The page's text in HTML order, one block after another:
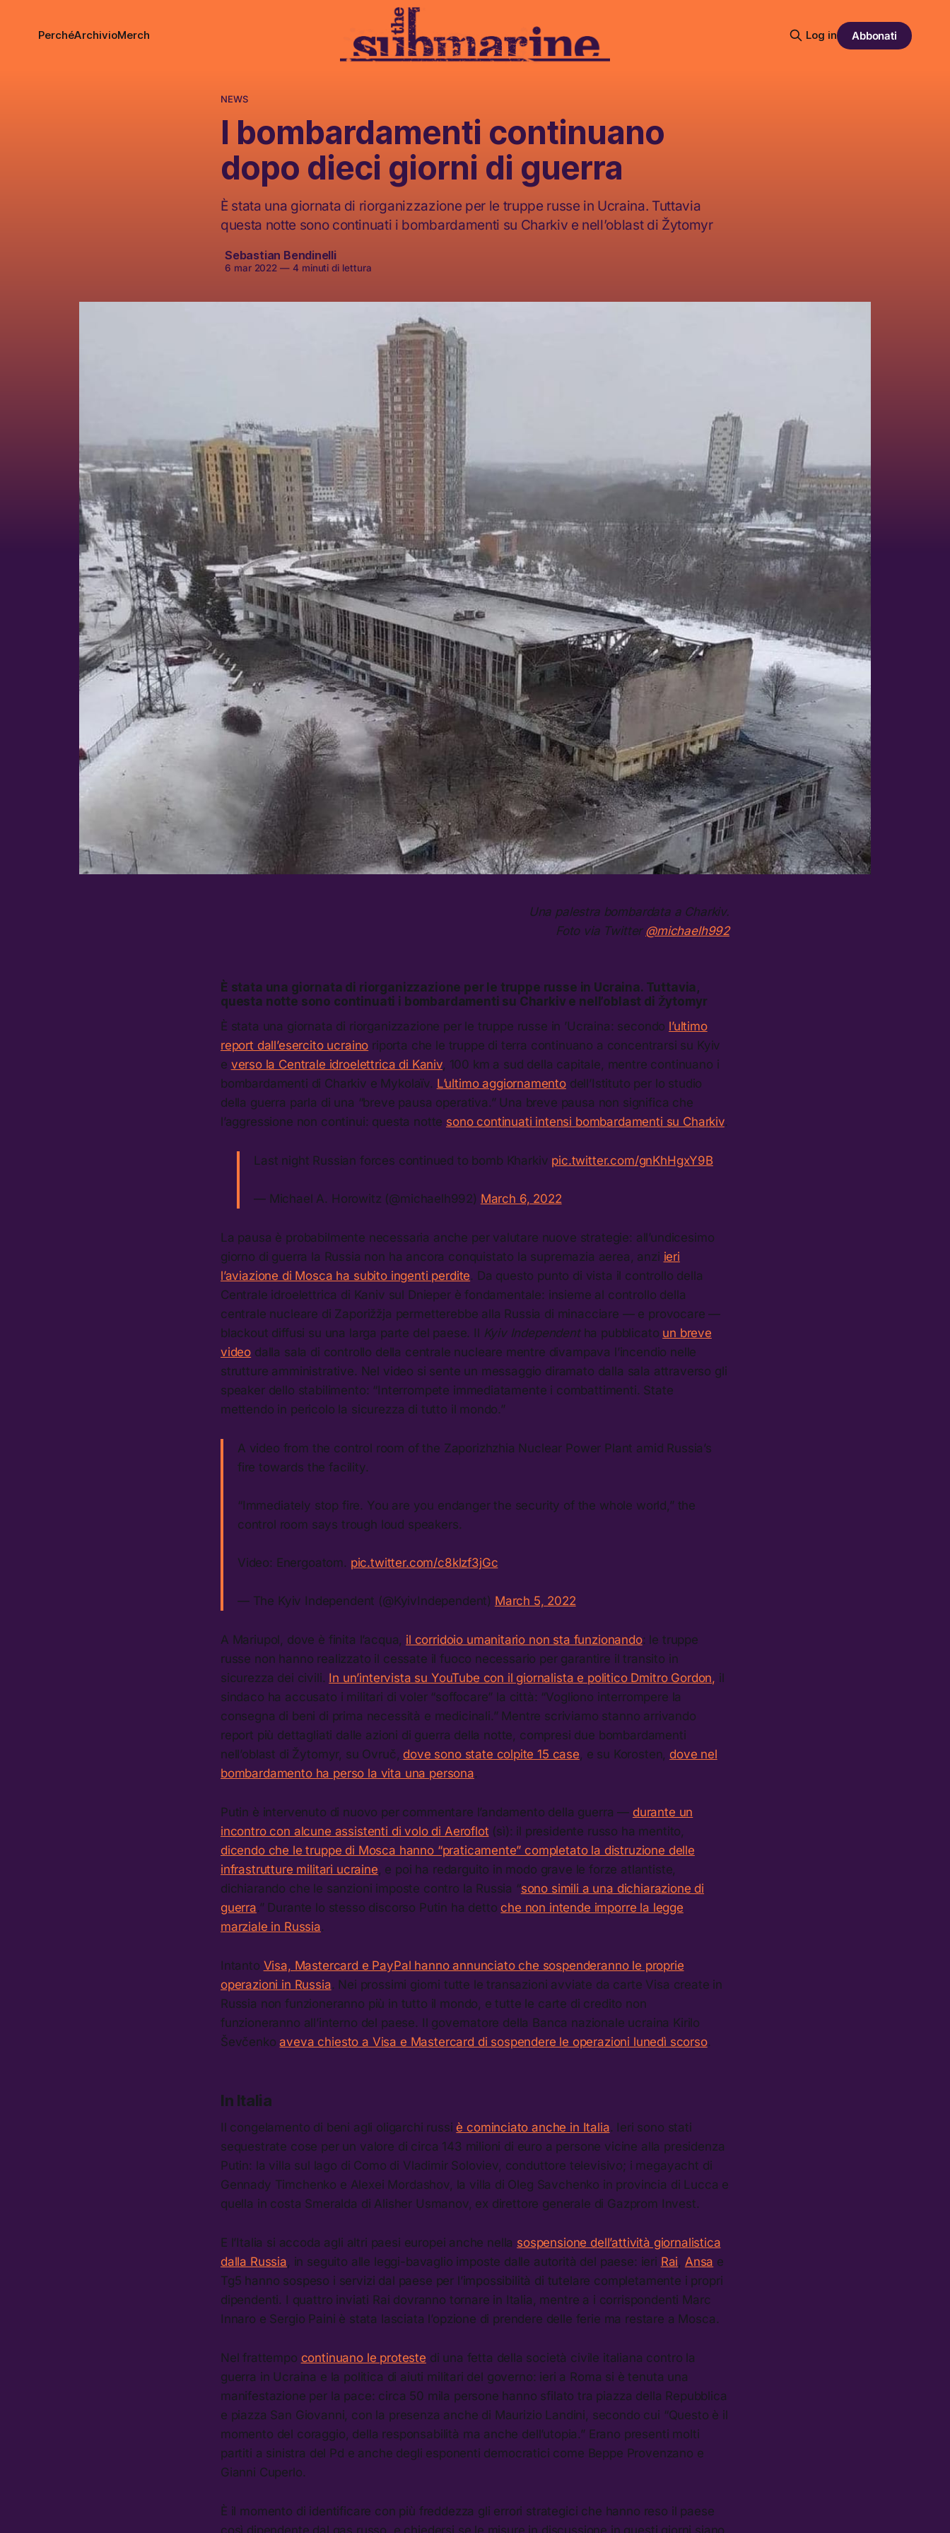
PerchéArchivioMerch Log in Abbonati
NEWS
I bombardamenti continuano
dopo dieci giorni di guerra
È stata una giornata di riorganizzazione per le truppe russe in Ucraina. Tuttavia
questa notte sono continuati i bombardamenti su Charkiv e nell’oblast di Žytomyr
Sebastian Bendinelli
6 mar 2022 — 4 minuti di lettura
Una palestra bombardata a Charkiv.
Foto via Twitter @michaelh992
È stata una giornata di riorganizzazione per le truppe russe in Ucraina. Tuttavia,
questa notte sono continuati i bombardamenti su Charkiv e nell’oblast di Žytomyr
È stata una giornata di riorganizzazione per le truppe russe in ’Ucraina: secondo l’ultimo
report dall’esercito ucraino riporta che le truppe di terra continuano a concentrarsi su Kyiv
e verso la Centrale idroelettrica di Kaniv, 100 km a sud della capitale, mentre continuano i
bombardamenti di Charkiv e Mykolaïv. L’ultimo aggiornamentodell’Istituto per lo studio
della guerra parla di una “breve pausa operativa.” Una breve pausa non significa che
l’aggressione non continui: questa notte sono continuati intensi bombardamenti su Charkiv.
Last night Russian forces continued to bomb Kharkiv pic.twitter.com/gnKhHgxY9B
— Michael A. Horowitz (@michaelh992) March 6, 2022
La pausa è probabilmente necessaria anche per valutare nuove strategie: all’undicesimo
giorno di guerra la Russia non ha ancora conquistato la supremazia aerea, anzi ieri
l’aviazione di Mosca ha subito ingenti perdite. Da questo punto di vista il controllo della
Centrale idroelettrica di Kaniv sul Dnieper è fondamentale: insieme al controllo della
centrale nucleare di Zaporižžja permetterebbe alla Russia di minacciare — e provocare —
blackout diffusi su una larga parte del paese. Il
Kyiv Independentha pubblicato un breve
video dalla sala di controllo della centrale nucleare mentre divampava l’incendio nelle
strutture amministrative. Nel video si sente un messaggio diramato dalla sala attraverso gli
speaker dello stabilimento: “Interrompete immediatamente i combattimenti. State
mettendo in pericolo la sicurezza di tutto il mondo.”
A video from the control room of the Zaporizhzhia Nuclear Power Plant amid Russia’s
fire towards the facility.
“Immediately stop fire. You are you endanger the security of the whole world,” the
control room says trough loud speakers.
Video: Energoatom. pic.twitter.com/c8klzf3jGc
— The Kyiv Independent (@KyivIndependent) March 5, 2022
A Mariupol, dove è finita l’acqua, il corridoio umanitario non sta funzionando: le truppe
russe non hanno realizzato il cessate il fuoco necessario per garantire il transito in
sicurezza dei civili. In un’intervista su YouTube con il giornalista e politico Dmitro Gordon, il
sindaco ha accusato i militari di voler “soffocare” la città: “Vogliono interrompere la
consegna di beni di prima necessità e medicinali.” Mentre scriviamo stanno arrivando
report più dettagliati dalle azioni di guerra della notte, compresi due bombardamenti
nell’oblast di Žytomyr, su Ovruč, dove sono state colpite 15 case, e su Korosten, dove nel
bombardamento ha perso la vita una persona.
Putin è intervenuto di nuovo per commentare l’andamento della guerra — durante un
incontro con alcune assistenti di volo di Aeroflot (sì): il presidente russo ha mentito,
dicendo che le truppe di Mosca hanno “praticamente” completato la distruzione delle
infrastrutture militari ucraine, e poi ha redarguito in modo grave le forze atlantiste,
dichiarando che le sanzioni imposte contro la Russia “sono simili a una dichiarazione di
guerra.” Durante lo stesso discorso Putin ha detto che non intende imporre la legge
marziale in Russia.
Intanto Visa, Mastercard e PayPal hanno annunciato che sospenderanno le proprie
operazioni in Russia. Nei prossimi giorni tutte le transazioni avviate da carte Visa create in
Russia non funzioneranno più in tutto il mondo, e tutte le carte di credito non
funzioneranno all’interno del paese. Il governatore della Banca nazionale ucraina Kirilo
Ševčenkoaveva chiesto a Visa e Mastercard di sospendere le operazioni lunedì scorso.
In Italia
Il congelamento di beni agli oligarchi russi è cominciato anche in Italia. Ieri sono stati
sequestrate cose per un valore di circa 143 milioni di euro a persone vicine alla presidenza
Putin: la villa sul lago di Como di Vladimir Soloviev, conduttore televisivo; i megayacht di
Gennady Timchenko e Alexei Mordashov, la villa di Oleg Savchenko in provincia di Lucca e
quella in costa Smeralda di Alisher Usmanov, ex direttore generale di Gazprom Invest.
E l’Italia si accoda agli altri paesi europei anche nella sospensione dell’attività giornalistica
dalla Russia, in seguito alle leggi-bavaglio imposte dalle autorità del paese: ieri Rai, Ansa e
Tg5 hanno sospeso i servizi dal paese per l’impossibilità di tutelare completamente i propri
dipendenti. I quattro inviati Rai dovranno tornare in Italia, mentre a i corrispondenti Marc
Innaro e Sergio Paini è stata lasciata l’opzione di prendere delle ferie ma restare a Mosca.
Nel frattempo continuano le proteste di una fetta della società civile italiana contro la
guerra in Ucraina e la politica di aiuti militari del governo: ieri a Roma si è tenuta una
manifestazione per la pace: circa 50 mila persone hanno sfilato tra piazza della Repubblica
e piazza San Giovanni, con la presenza anche di Maurizio Landini, secondo cui “Questo è il
momento del coraggio, della responsabilità ma anche dell’utopia.” Erano presenti molti
partiti a sinistra del Pd e anche degli esponenti democratici come Beppe Provenzano e
Gianni Cuperlo.
È il momento di identificare con più freddezza gli errori strategici che hanno reso il paese